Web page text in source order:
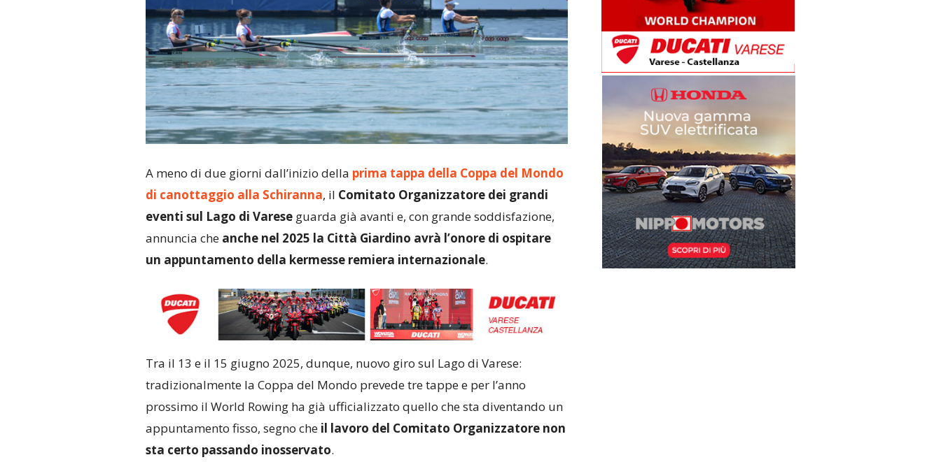
A meno di due giorni dall’inizio della prima tappa della Coppa del Mondo
di canottaggio alla Schiranna, il Comitato Organizzatore dei grandi
eventi sul Lago di Vareseguarda già avanti e, con grande soddisfazione,
annuncia che anche nel 2025 la Città Giardino avrà l’onore di ospitare
un appuntamento della kermesse remiera internazionale.
Tra il 13 e il 15 giugno 2025, dunque, nuovo giro sul Lago di Varese:
tradizionalmente la Coppa del Mondo prevede tre tappe e per l’anno
prossimo il World Rowing ha già ufficializzato quello che sta diventando un
appuntamento fisso, segno che il lavoro del Comitato Organizzatore non
sta certo passando inosservato.